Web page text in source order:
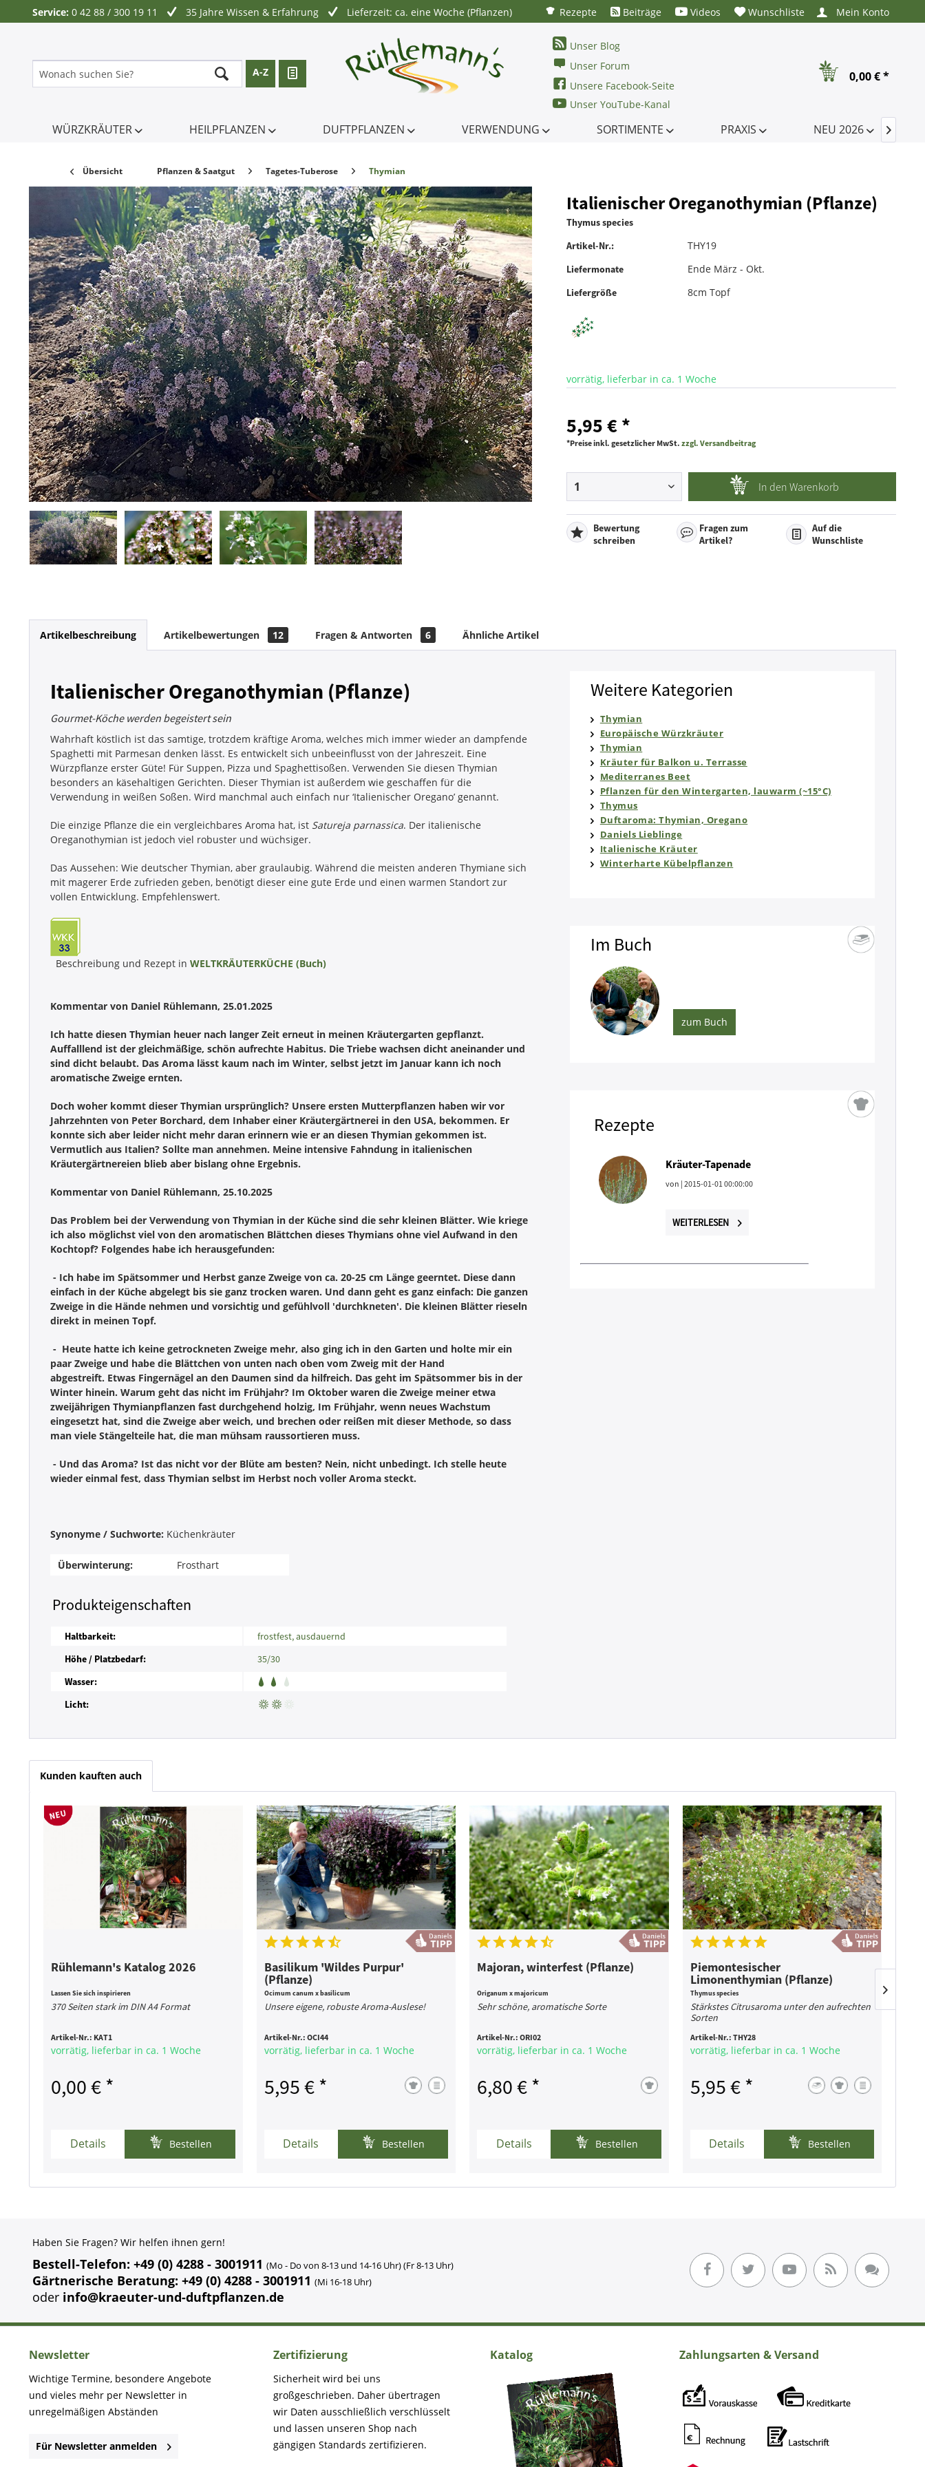
Service: 0 42 88 / 300 19 11 35 Jahre Wissen & Erfahrung Lieferzeit: ca. eine Woche (Pflanzen) Rezepte Beiträge Videos Wunschliste Mein Konto
A-Z
Unser Blog
Unser Forum
Unsere Facebook-Seite
Unser YouTube-Kanal
0,00 € *
WÜRZKRÄUTER HEILPFLANZEN DUFTPFLANZEN VERWENDUNG SORTIMENTE PRAXIS NEU 2026 
Übersicht Pflanzen & Saatgut Tagetes-Tuberose Thymian
Italienischer Oreganothymian (Pflanze)
Thymus species
Artikel-Nr.:
THY19
Liefermonate Ende März - Okt.
Liefergröße 8cm Topf
vorrätig, lieferbar in ca. 1 Woche
5,95 € *
*Preise inkl. gesetzlicher MwSt.zzgl. Versandbeitrag
In den Warenkorb
Bewertung
schreiben
Fragen zum
Artikel?
Auf die
Wunschliste
Artikelbeschreibung Artikelbewertungen 12 Fragen & Antworten 6 Ähnliche Artikel
Italienischer Oreganothymian (Pflanze)
Gourmet-Köche werden begeistert sein
Wahrhaft köstlich ist das samtige, trotzdem kräftige Aroma, welches mich immer wieder an dampfende
Spaghetti mit Parmesan denken lässt. Es entwickelt sich unbeeinflusst von der Jahreszeit. Eine
Würzpflanze erster Güte! Für Suppen, Pizza und Spaghettisoßen. Verwenden Sie diesen Thymian
besonders an käsehaltigen Gerichten. Dieser Thymian ist außerdem wie geschaffen für die
Verwendung in weißen Soßen. Wird manchmal auch einfach nur ‘Italienischer Oregano’ genannt.
Die einzige Pflanze die ein vergleichbares Aroma hat, ist Satureja parnassica. Der italienische
Oreganothymian ist jedoch viel robuster und wüchsiger.
Das Aussehen: Wie deutscher Thymian, aber graulaubig. Während die meisten anderen Thymiane sich
mit magerer Erde zufrieden geben, benötigt dieser eine gute Erde und einen warmen Standort zur
vollen Entwicklung. Empfehlenswert.
Beschreibung und Rezept in WELTKRÄUTERKÜCHE (Buch)
Kommentar von Daniel Rühlemann, 25.01.2025
Ich hatte diesen Thymian heuer nach langer Zeit erneut in meinen Kräutergarten gepflanzt.
Auffalllend ist der gleichmäßige, schön aufrechte Habitus. Die Triebe wachsen dicht aneinander und
sind dicht belaubt. Das Aroma lässt kaum nach im Winter, selbst jetzt im Januar kann ich noch
aromatische Zweige ernten.
Doch woher kommt dieser Thymian ursprünglich? Unsere ersten Mutterpflanzen haben wir vor
Jahrzehnten von Peter Borchard, dem Inhaber einer Kräutergärtnerei in den USA, bekommen. Er
konnte sich aber leider nicht mehr daran erinnern wie er an diesen Thymian gekommen ist.
Vermutlich aus Italien? Sollte man annehmen. Meine intensive Fahndung in italienischen
Kräutergärtnereien blieb aber bislang ohne Ergebnis.
Kommentar von Daniel Rühlemann, 25.10.2025
Das Problem bei der Verwendung von Thymian in der Küche sind die sehr kleinen Blätter. Wie kriege
ich also möglichst viel von den aromatischen Blättchen dieses Thymians ohne viel Aufwand in den
Kochtopf? Folgendes habe ich herausgefunden:
- Ich habe im Spätsommer und Herbst ganze Zweige von ca. 20-25 cm Länge geerntet. Diese dann
einfach in der Küche abgelegt bis sie ganz trocken waren. Und dann geht es ganz einfach: Die ganzen
Zweige in die Hände nehmen und vorsichtig und gefühlvoll 'durchkneten'. Die kleinen Blätter rieseln
direkt in meinen Topf.
- Heute hatte ich keine getrockneten Zweige mehr, also ging ich in den Garten und holte mir ein
paar Zweige und habe die Blättchen von unten nach oben vom Zweig mit der Hand
abgestreift. Etwas Fingernägel an den Daumen sind da hilfreich. Das geht im Spätsommer bis in der
Winter hinein. Warum geht das nicht im Frühjahr? Im Oktober waren die Zweige meiner etwa
zweijährigen Thymianpflanzen fast durchgehend holzig, Im Frühjahr, wenn neues Wachstum
eingesetzt hat, sind die Zweige aber weich, und brechen oder reißen mit dieser Methode, so dass
man viele Stängelteile hat, die man mühsam raussortieren muss.
- Und das Aroma? Ist das nicht vor der Blüte am besten? Nein, nicht unbedingt. Ich stelle heute
wieder einmal fest, dass Thymian selbst im Herbst noch voller Aroma steckt.
Synonyme / Suchworte: Küchenkräuter
Überwinterung: Frosthart
Produkteigenschaften
Haltbarkeit:
frostfest, ausdauernd
Höhe / Platzbedarf:
35/30
Wasser:
Licht:
Weitere Kategorien
Thymian
Europäische Würzkräuter
Thymian
Kräuter für Balkon u. Terrasse
Mediterranes Beet
Pflanzen für den Wintergarten, lauwarm (~15°C)
Thymus
Duftaroma: Thymian, Oregano
Daniels Lieblinge
Italienische Kräuter
Winterharte Kübelpflanzen
Im Buch
zum Buch
Rezepte
Kräuter-Tapenade
von | 2015-01-01 00:00:00
WEITERLESEN
Kunden kauften auch
Rühlemann's Katalog 2026
Lassen Sie sich inspirieren
370 Seiten stark im DIN A4 Format
Artikel-Nr.: KAT1
vorrätig, lieferbar in ca. 1 Woche
0,00 € *
Details Bestellen
Basilikum 'Wildes Purpur'
(Pflanze)
Ocimum canum x basilicum
Unsere eigene, robuste Aroma-Auslese!
Artikel-Nr.: OCI44
vorrätig, lieferbar in ca. 1 Woche
5,95 € *
Details Bestellen
Majoran, winterfest (Pflanze)
Origanum x majoricum
Sehr schöne, aromatische Sorte
Artikel-Nr.: ORI02
vorrätig, lieferbar in ca. 1 Woche
6,80 € *
Details Bestellen
Piemontesischer
Limonenthymian (Pflanze)
Thymus species
Stärkstes Citrusaroma unter den aufrechten
Sorten
Artikel-Nr.: THY28
vorrätig, lieferbar in ca. 1 Woche
5,95 € *
Details Bestellen
Haben Sie Fragen? Wir helfen ihnen gern!
Bestell-Telefon: +49 (0) 4288 - 3001911 (Mo - Do von 8-13 und 14-16 Uhr) (Fr 8-13 Uhr)
Gärtnerische Beratung: +49 (0) 4288 - 3001911 (Mi 16-18 Uhr)
oder info@kraeuter-und-duftpflanzen.de
Newsletter
Wichtige Termine, besondere Angebote
und vieles mehr per Newsletter in
unregelmäßigen Abständen
Für Newsletter anmelden
Zertifizierung
Sicherheit wird bei uns
großgeschrieben. Daher übertragen
wir Daten ausschließlich verschlüsselt
und lassen unseren Shop nach
gängigen Standards zertifizieren.
Katalog Zahlungsarten & Versand